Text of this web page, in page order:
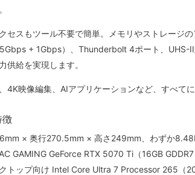
セスもツール不要で簡単。メモリやストレージ
+ 1Gbps）、Thunderbolt 4ポート、UHS-
供給を実現します。
4K映像編集、AIアプリケーションなど、すべて
徴
× 奥行270.5mm × 高さ249mm、わずか
GAMING GeForce RTX 5070 Ti（16GB
クトップ向け Intel Core Ultra 7 Processor 265（